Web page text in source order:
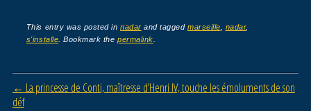
c
e
b
o
tt
er
ail
ta
er
This entry was posted innadar and tagged marseille nadar,
s'installe . Bookmark thepermalink
Post navigation
← La princesse de Conti, maîtresse d’Henri IV, touche les émoluments de son
déf